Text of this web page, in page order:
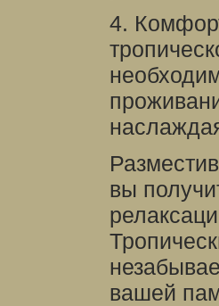
4.
вы
вашей